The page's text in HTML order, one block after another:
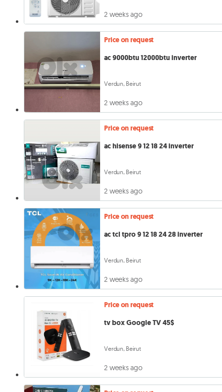
2 weeks ago
Price on request
ac 9000btu 12000btu inverter
Verdun, Beirut
2 weeks ago
Price on request
ac hisense 9 12 18 24 inverter
Verdun, Beirut
2 weeks ago
Price on request
ac tcl tpro 9 12 18 24 28 inverter
Verdun, Beirut
2 weeks ago
Price on request
tv box Google TV 45$
Verdun, Beirut
2 weeks ago